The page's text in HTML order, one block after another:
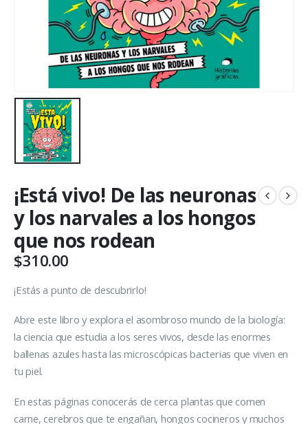
¡Está vivo! De las neuronas
y los narvales a los hongos
que nos rodean
$310.00
¡Estás a punto de descubrirlo!
Abre este libro y explora el asombroso mundo de la biología:
la ciencia que estudia a los seres vivos, desde las enormes
ballenas azules hasta las microscópicas bacterias que viven en
tu piel.
En estas páginas conocerás de cerca plantas que comen
carne, cerebros que te engañan, hongos cocineros y muchos